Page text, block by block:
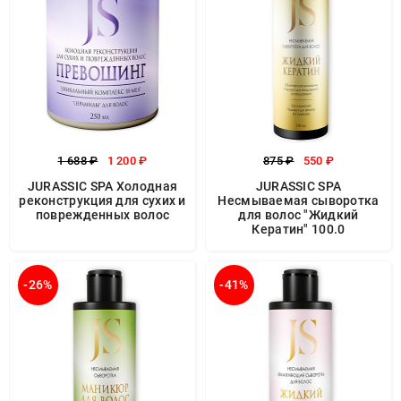
1 688 ₽ 1 200 ₽
JURASSIC SPA Холодная
реконструкция для сухих и
поврежденных волос
875 ₽ 550 ₽
JURASSIC SPA
Несмываемая сыворотка
для волос "Жидкий
Кератин" 100.0
-26% -41%